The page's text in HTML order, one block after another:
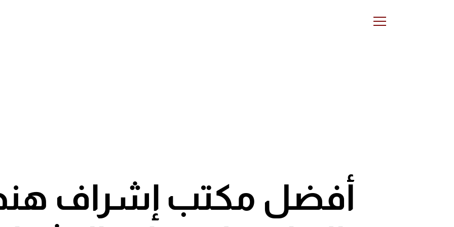
أفضل مكتب إشراف